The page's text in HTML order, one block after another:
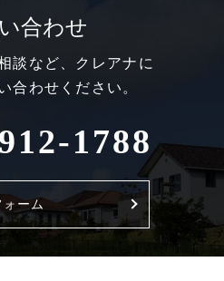
合わせ
談など、クレアナに
合わせください。
1788
ーム